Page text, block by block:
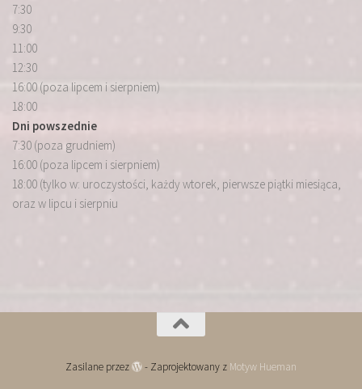
7:30
9:30
11:00
12:30
16:00 (poza lipcem i sierpniem)
18:00
Dni powszednie
7:30 (poza grudniem)
16:00 (poza lipcem i sierpniem)
18:00 (tylko w: uroczystości, każdy wtorek, pierwsze piątki miesiąca,
oraz w lipcu i sierpniu
Zasilane przez - Zaprojektowany z Motyw Hueman